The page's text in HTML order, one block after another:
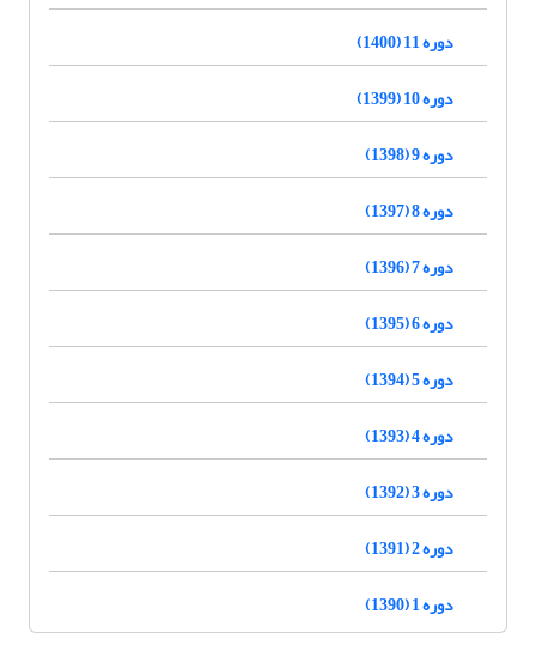
دوره 11 (1400)
دوره 10 (1399)
دوره 9 (1398)
دوره 8 (1397)
دوره 7 (1396)
دوره 6 (1395)
دوره 5 (1394)
دوره 4 (1393)
دوره 3 (1392)
دوره 2 (1391)
دوره 1 (1390)